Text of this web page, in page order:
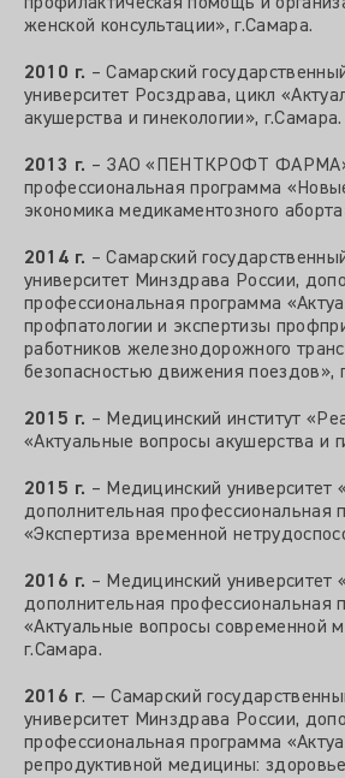
женской консультации», г.Самара.
2010 г. – Самарский
университет Росздрава, цикл
акушерства и гинекологии», г.Самара.
2013 г. – ЗАО «ПЕНТКРОФТ ФАРМА»,
профессиональная программа
экономика медикаментозного
2014 г. – Самарский
университет Минздрава России,
профессиональная программа
профпатологии и экспертизы
работников железнодорожного
безопасностью движения поездов»,
2015 г. – Медицинский институт
«Актуальные вопросы акушерства и
2015 г. – Медицинский университет
дополнительная профессиональная
«Экспертиза временной
2016 г. – Медицинский университет
дополнительная профессиональная
«Актуальные вопросы современной
г.Самара.
2016 г. — Самарский
университет Минздрава России,
профессиональная программа
репродуктивной медицины: